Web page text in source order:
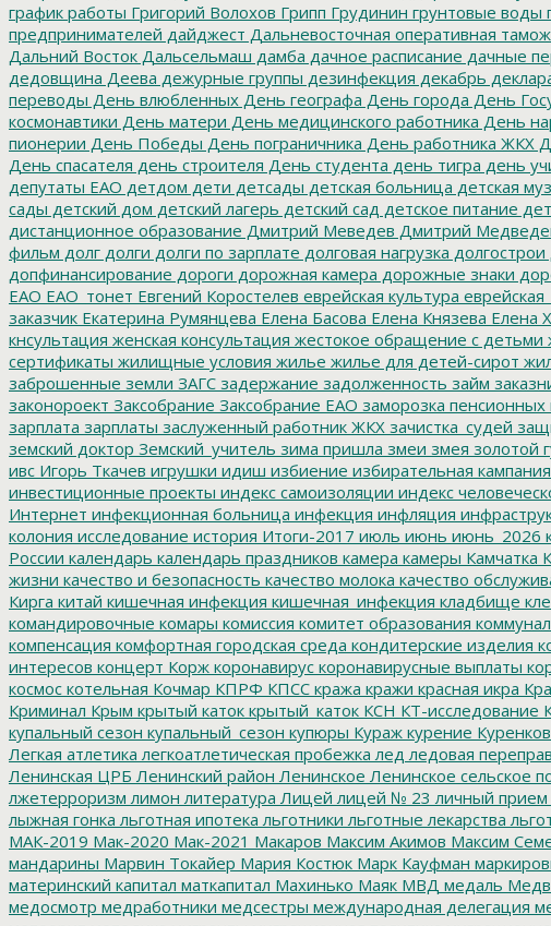
график работы Григорий Волохов Грипп Грудинин грунтовые воды
предпринимателей дайджест Дальневосточная оперативная
Дальний Восток Дальсельмаш дамба дачное расписание дачные
дедовщина Деева дежурные группы дезинфекция декабрь
переводы День влюбленных День географа День города День
космонавтики День матери День медицинского работника День
пионерии День Победы День пограничника День работника ЖКХ
День спасателя день строителя День студента день тигра день
депутаты ЕАО детдом дети детсады детская больница детская
сады детский дом детский лагерь детский сад детское питание
дистанционное образование Дмитрий Меведев Дмитрий
фильм долг долги долги по зарплате долговая нагрузка долгострои
допфинансирование дороги дорожная камера дорожные знаки
ЕАО ЕАО_тонет Евгений Коростелев еврейская культура
заказчик Екатерина Румянцева Елена Басова Елена Князева Елена
кнсультация женская консультация жестокое обращение с детьми
сертификаты жилищные условия жилье жилье для детей-сирот
заброшенные земли ЗАГС задержание задолженность займ
законороект Заксобрание Заксобрание ЕАО заморозка пенсионных
зарплата зарплаты заслуженный работник ЖКХ зачистка_судей
земский доктор Земский_учитель зима пришла змеи змея золотой
ивс Игорь Ткачев игрушки идиш избиение избирательная кампания
инвестиционные проекты индекс самоизоляции индекс
Интернет инфекционная больница инфекция инфляция
колония исследование история Итоги-2017 июль июнь июнь_2026
России календарь календарь праздников камера камеры Камчатка
жизни качество и безопасность качество молока качество
Кирга китай кишечная инфекция кишечная_инфекция кладбище
командировочные комары комиссия комитет образования
компенсация комфортная городская среда кондитерские изделия
интересов концерт Корж коронавирус коронавирусные выплаты
космос котельная Кочмар КПРФ КПСС кража кражи красная икра
Криминал Крым крытый каток крытый_каток КСН КТ-исследование
купальный сезон купальный_сезон купюры Кураж курение Куренков
Легкая атлетика легкоатлетическая пробежка лед ледовая
Ленинская ЦРБ Ленинский район Ленинское Ленинское сельское
лжетерроризм лимон литература Лицей лицей № 23 личный прием
лыжная гонка льготная ипотека льготники льготные лекарства
МАК-2019 Мак-2020 Мак-2021 Макаров Максим Акимов Максим
мандарины Марвин Токайер Мария Костюк Марк Кауфман
материнский капитал маткапитал Махинько Маяк МВД медаль
медосмотр медработники медсестры международная делегация